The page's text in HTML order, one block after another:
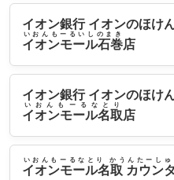
イオン銀行 イオンのほけ
イオンモール石巻
いおんもーるいしのまき
店
イオン銀行 イオンのほけ
イオンモール名取
いおんもーるなとり
店
イオンモール名取 カウン
いおんもーるなとり かうんたーしゅ